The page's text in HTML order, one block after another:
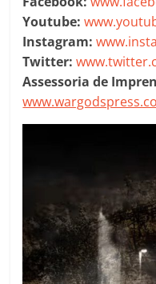
Youtube:
Instagram:
Twitter:
Assessoria de